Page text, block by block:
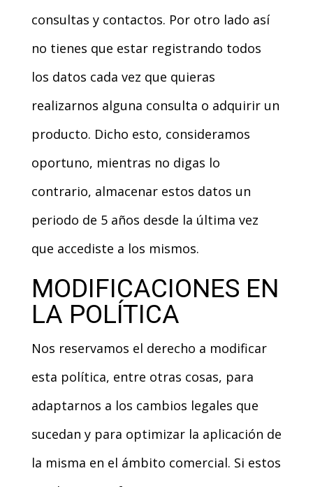
consultas y contactos. Por otro lado así
no tienes que estar registrando todos
los datos cada vez que quieras
realizarnos alguna consulta o adquirir un
producto. Dicho esto, consideramos
oportuno, mientras no digas lo
contrario, almacenar estos datos un
periodo de 5 años desde la última vez
que accediste a los mismos.
MODIFICACIONES EN
LA POLÍTICA
Nos reservamos el derecho a modificar
esta política, entre otras cosas, para
adaptarnos a los cambios legales que
sucedan y para optimizar la aplicación de
la misma en el ámbito comercial. Si estos